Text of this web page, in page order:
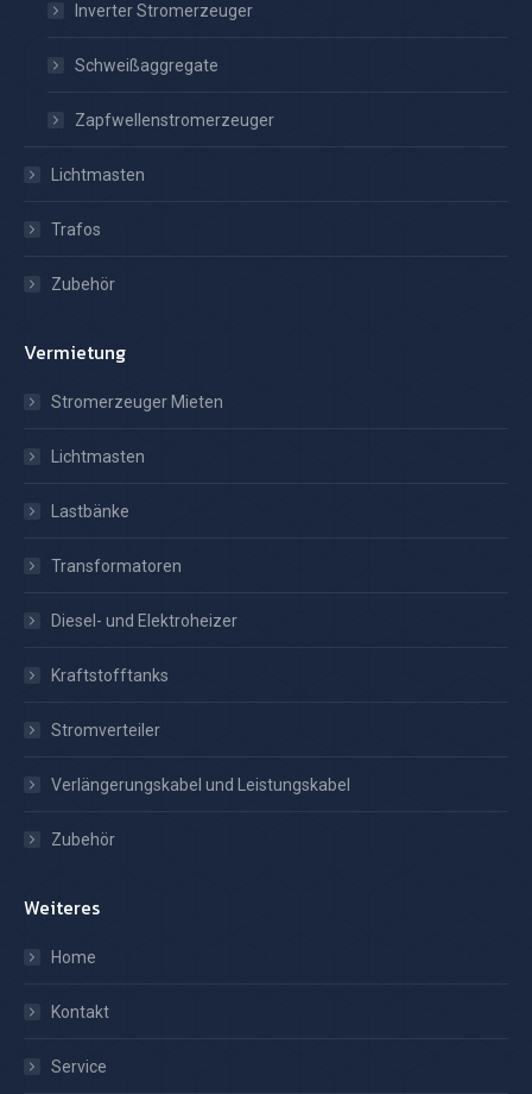
Inverter Stromerzeuger
Schweißaggregate
Zapfwellenstromerzeuger
Lichtmasten
Trafos
Zubehör
Vermietung
Stromerzeuger Mieten
Lichtmasten
Lastbänke
Transformatoren
Diesel- und Elektroheizer
Kraftstofftanks
Stromverteiler
Verlängerungskabel und Leistungskabel
Zubehör
Weiteres
Home
Kontakt
Service